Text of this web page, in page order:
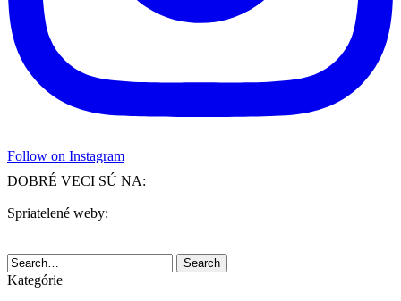
Follow on Instagram
DOBRÉ VECI SÚ NA:
Spriatelené weby:
Search
Kategórie